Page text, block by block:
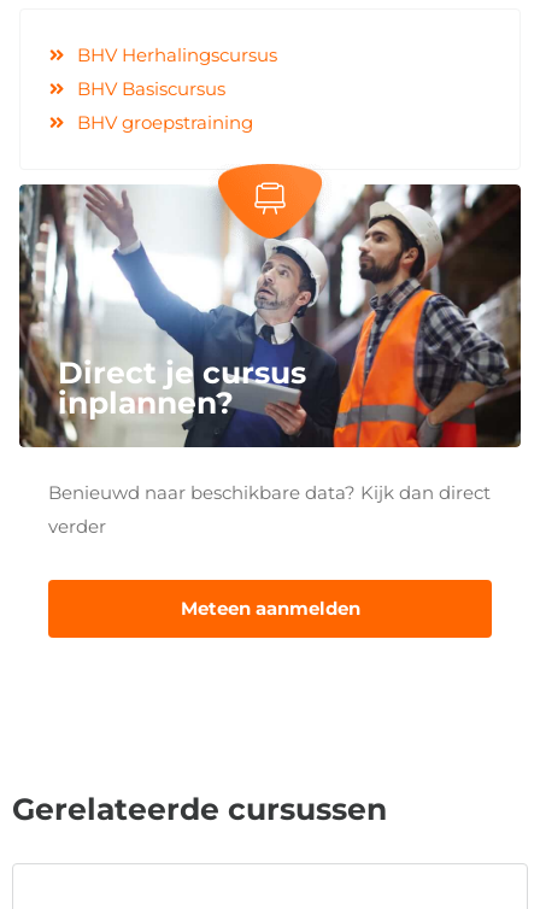
BHV Herhalingscursus
BHV Basiscursus
BHV groepstraining
Direct je cursus
inplannen?
Benieuwd naar beschikbare data? Kijk dan direct
verder
Meteen aanmelden
Gerelateerde cursussen